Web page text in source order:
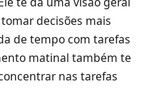
decisões mais
de tempo com tarefas
matinal também te
nas tarefas